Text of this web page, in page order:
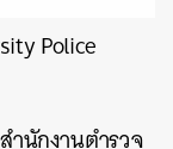
Police
ำนักงานตำรวจ